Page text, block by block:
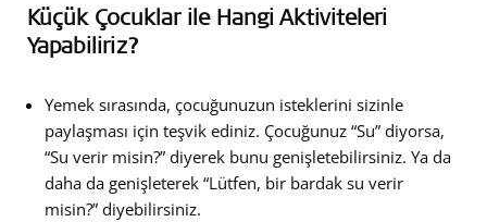
Küçük Çocuklar ile Hangi Aktiviteleri
Yapabiliriz?
Yemek sırasında, çocuğunuzun isteklerini sizinle
paylaşması için teşvik ediniz. Çocuğunuz “Su” diyorsa,
“Su verir misin?” diyerek bunu genişletebilirsiniz. Ya da
daha da genişleterek “Lütfen, bir bardak su verir
misin?” diyebilirsiniz.